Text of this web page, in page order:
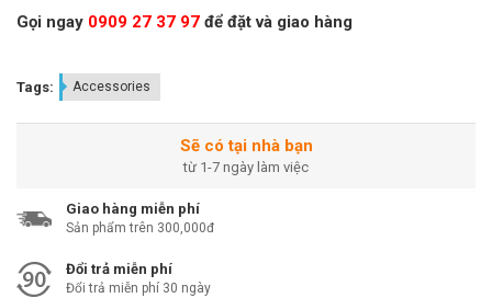
Gọi ngay 0909 27 37 97 để đặt và giao hàng
Tags: Accessories
Sẽ có tại nhà bạn
từ 1-7 ngày làm việc
Giao hàng miễn phí
Sản phẩm trên 300,000đ
Đổi trả miễn phí
Đổi trả miễn phí 30 ngày